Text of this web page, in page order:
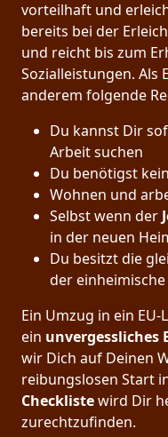
vorteilhaft und
bereits bei der
und reicht bis zum
Sozialleistungen. Als
anderem folgende
Du kannst Dir
Arbeit suchen
Du benötigst
Wohnen und
Selbst wenn der
in der neuen
Du besitzt die
der
Ein Umzug in ein
ein unvergessliches
wir Dich auf Deinen
reibungslosen Start
Checklistewird Dir
zurechtzufinden.